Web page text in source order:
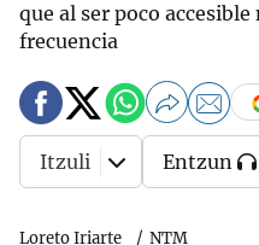
que al ser poco
frecuencia
Loreto Iriarte NTM
Itzuli Entzun